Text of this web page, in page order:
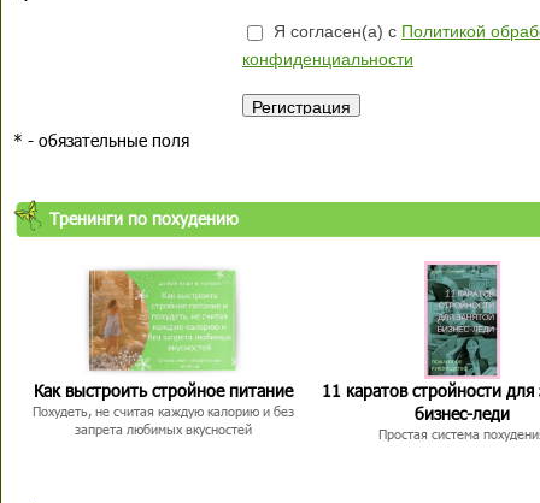
Я согласен(а) с Политикой
конфиденциальности
* - обязательные поля
Тренинги по похудению
Как выстроить стройное питание
Похудеть, не считая каждую калорию и без
запрета любимых вкусностей
11 каратов стройности для
бизнес-леди
Простая система